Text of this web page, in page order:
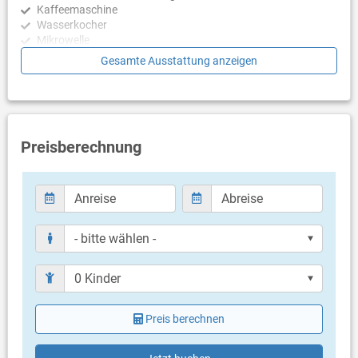
Rovinj. Beide Küstenorte sind ca. 30 Minuten entfernt.
Kaffeemaschine
Wasserkocher
Mikrowelle
Schlafzimmer
Schlafzimmer mit Doppelbett, Parkett
Badezimmer
Bad mit WC, Dusche
Balkon & Terrasse
eigene Terrasse
Bestuhlung
Liegen
Sonnenschirm
Weitere Informationen
Gesamte Ausstattung anzeigen
Preisberechnung
Preis berechnen